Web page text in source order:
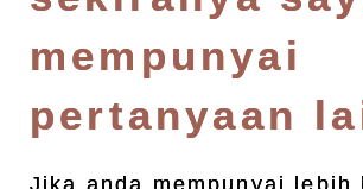
mempunyai
pertanyaan